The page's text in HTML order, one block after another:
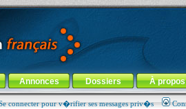
Annonces Dossiers À propos
connecter pour v�rifier ses messages priv�s